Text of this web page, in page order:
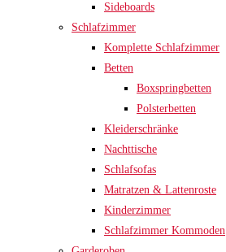
Sideboards
Schlafzimmer
Komplette Schlafzimmer
Betten
Boxspringbetten
Polsterbetten
Kleiderschränke
Nachttische
Schlafsofas
Matratzen & Lattenroste
Kinderzimmer
Schlafzimmer Kommoden